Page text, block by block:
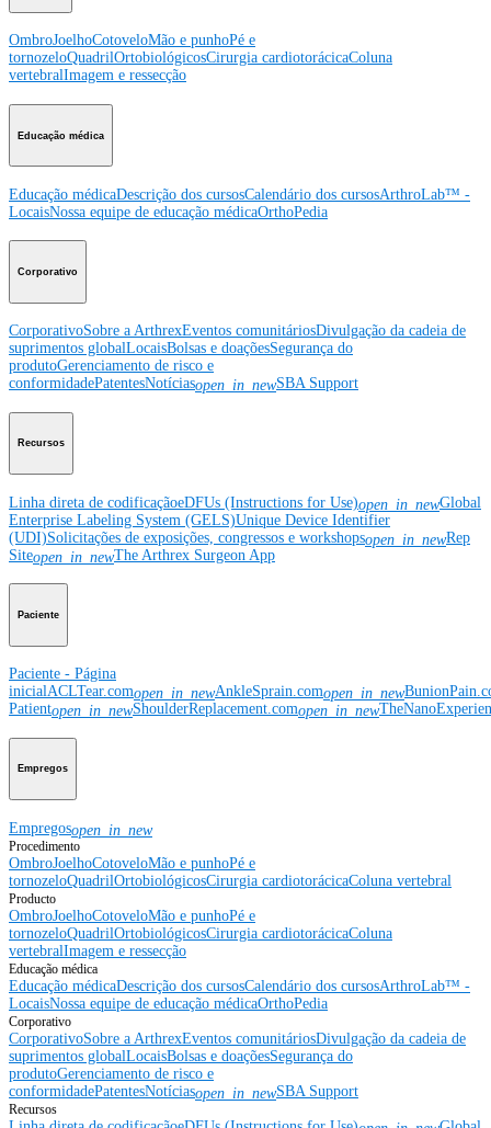
OmbroJoelhoCotoveloMão e punhoPé e
tornozeloQuadrilOrtobiológicosCirurgia cardiotorácicaColuna
vertebralImagem e ressecção
Educação médica
Educação médicaDescrição dos cursosCalendário dos cursosArthroLab™ -
LocaisNossa equipe de educação médicaOrthoPedia
Corporativo
CorporativoSobre a ArthrexEventos comunitáriosDivulgação da cadeia de
suprimentos globalLocaisBolsas e doaçõesSegurança do
produtoGerenciamento de risco e
conformidadePatentesNotíciasopen_in_newSBA Support
Recursos
Linha direta de codificaçãoeDFUs (Instructions for Use)open_in_newGlobal
Enterprise Labeling System (GELS)Unique Device Identifier
(UDI)Solicitações de exposições, congressos e workshopsopen_in_newRep
Siteopen_in_newThe Arthrex Surgeon App
Paciente
Paciente - Página
inicialACLTear.comopen_in_newAnkleSprain.comopen_in_new
Patientopen_in_newShoulderReplacement.comopen_in_new
Empregos
Empregosopen_in_new
Procedimento
OmbroJoelhoCotoveloMão e punhoPé e
tornozeloQuadrilOrtobiológicosCirurgia cardiotorácicaColuna vertebral
Producto
OmbroJoelhoCotoveloMão e punhoPé e
tornozeloQuadrilOrtobiológicosCirurgia cardiotorácicaColuna
vertebralImagem e ressecção
Educação médica
Educação médicaDescrição dos cursosCalendário dos cursosArthroLab™ -
LocaisNossa equipe de educação médicaOrthoPedia
Corporativo
CorporativoSobre a ArthrexEventos comunitáriosDivulgação da cadeia de
suprimentos globalLocaisBolsas e doaçõesSegurança do
produtoGerenciamento de risco e
conformidadePatentesNotíciasopen_in_newSBA Support
Recursos